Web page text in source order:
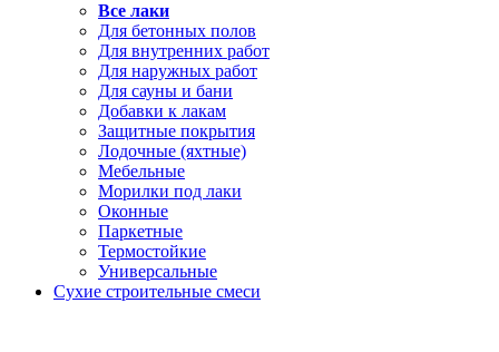
Все лаки
Для бетонных полов
Для внутренних работ
Для наружных работ
Для сауны и бани
Добавки к лакам
Защитные покрытия
Лодочные (яхтные)
Мебельные
Морилки под лаки
Оконные
Паркетные
Термостойкие
Универсальные
Сухие строительные смеси